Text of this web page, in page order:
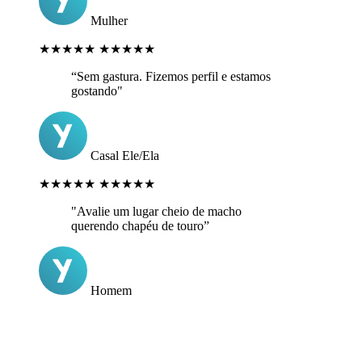
Mulher
★★★★★ ★★★★★
“Sem gastura. Fizemos perfil e estamos
gostando"
Casal Ele/Ela
★★★★★ ★★★★★
"Avalie um lugar cheio de macho
querendo chapéu de touro”
Homem